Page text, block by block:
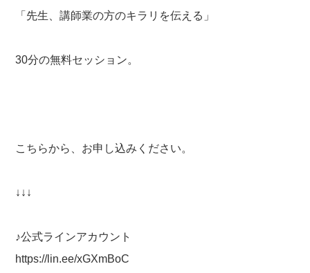
「先生、講師業の方のキラリを伝える」
30分の無料セッション。
こちらから、お申し込みください。
↓↓↓
♪公式ラインアカウント
https://lin.ee/xGXmBoC